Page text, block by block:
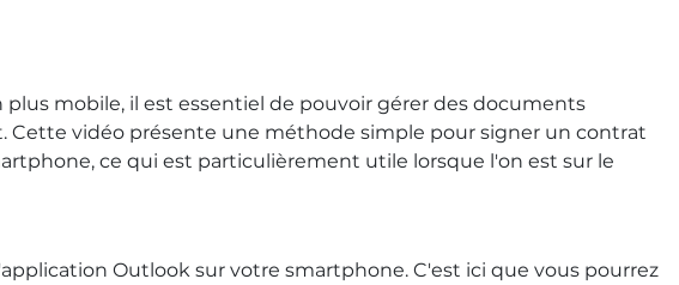
mobile, il est essentiel de pouvoir gérer des documents
vidéo présente une méthode simple pour signer un contrat
ce qui est particulièrement utile lorsque l'on est sur le
Outlook sur votre smartphone. C'est ici que vous pourrez